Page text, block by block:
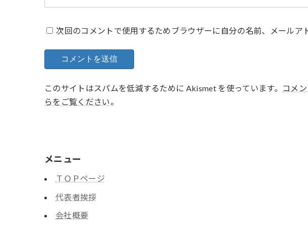
次回のコメントで使用するためブラウザーに自分の名前、メールア
このサイトはスパムを低減するために Akismet を使っています。
コメ
らをご覧ください。
メニュー
ＴＯＰページ
代表者挨拶
会社概要